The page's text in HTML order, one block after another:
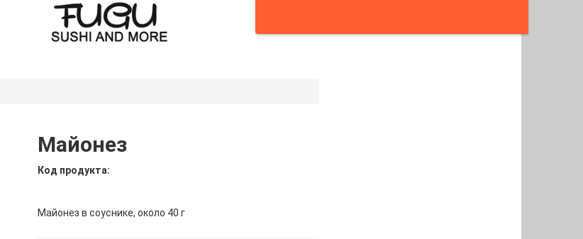
Майонез
Код продукта:
Майонез в соуснике, около 40 г